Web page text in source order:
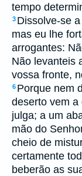
tempo
3 Dissolve-se
mas eu lhe
arrogantes:
Não
vossa fronte,
6 Porque nem
deserto vem
julga; a um
mão do
cheio de
certamente
beberão as